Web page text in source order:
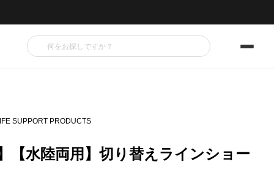
SUPPORT PRODUCTS
【水陸両用】切り替えラインショー